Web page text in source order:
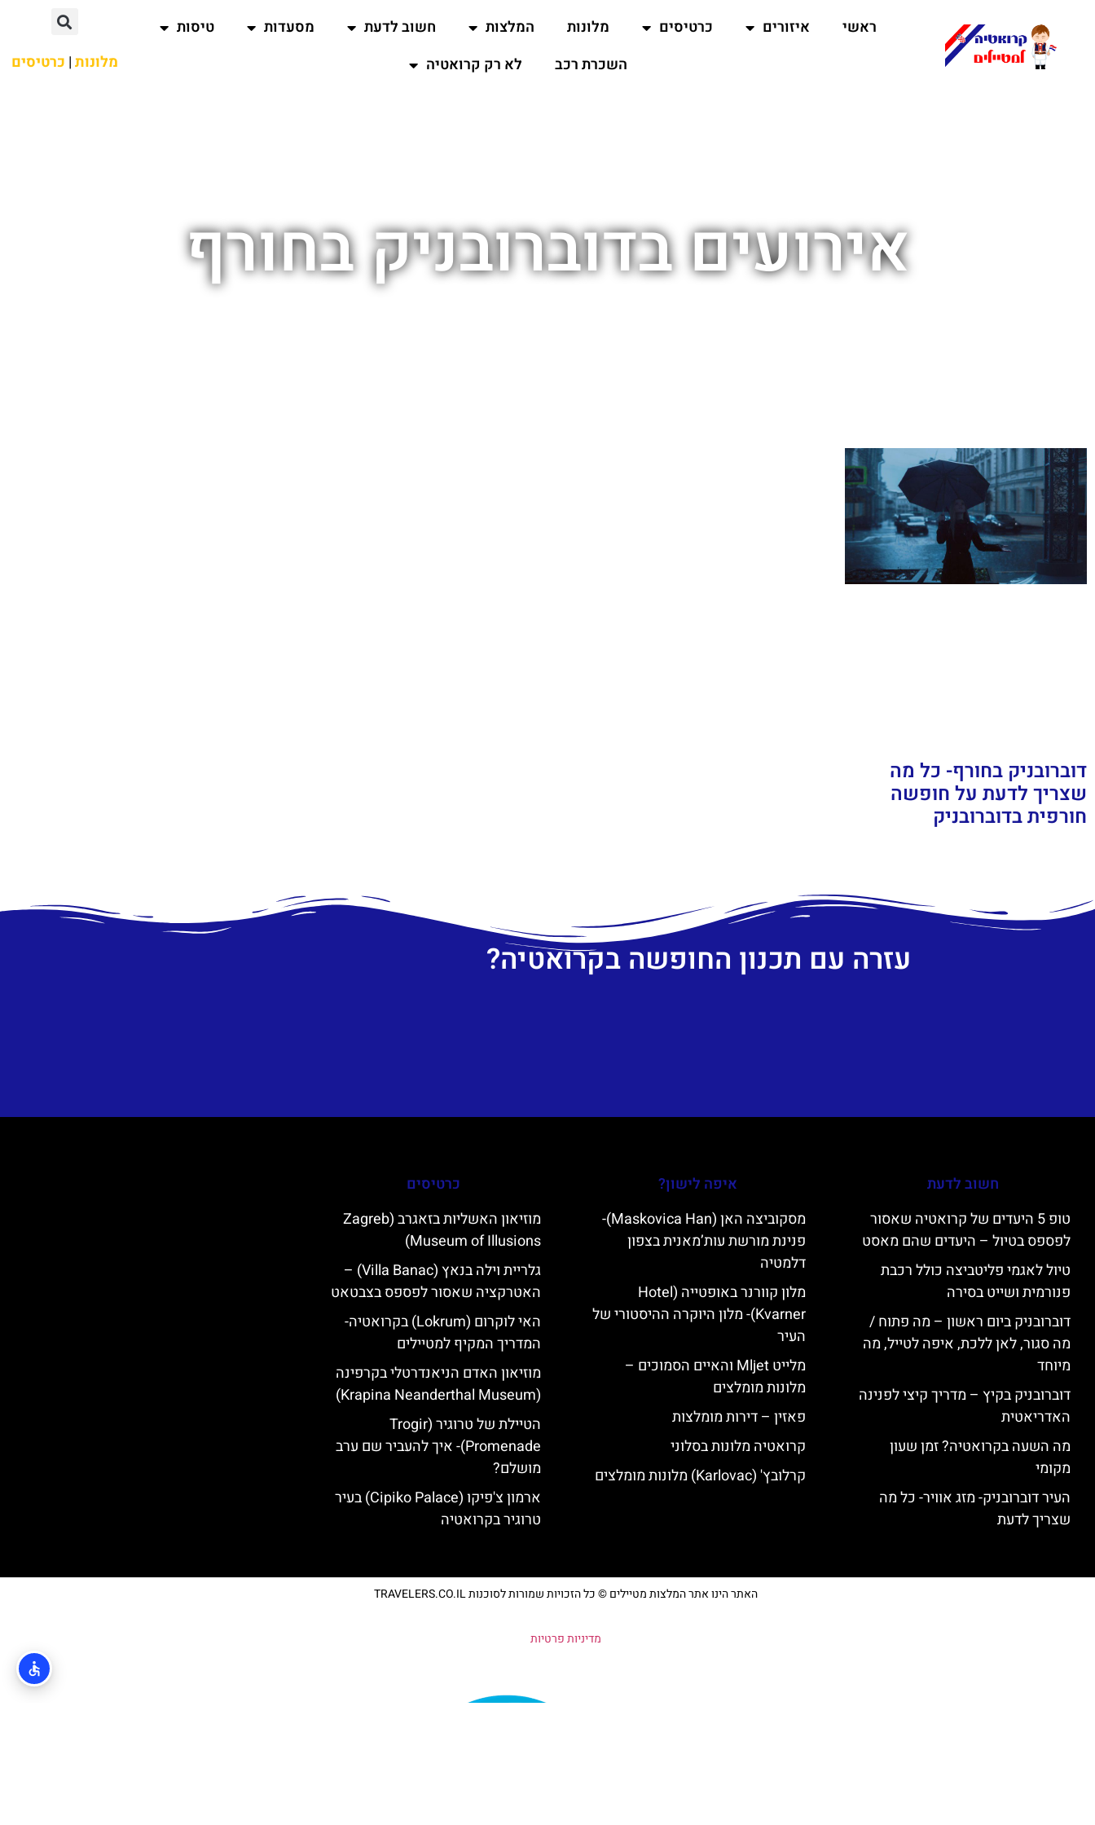
ראשי איזורים כרטיסים מלונות המלצות חשוב לדעת מסעדות
טיסות
השכרת רכב
לא רק קרואטיה מלונות| כרטיסים
אירועים בדוברובניק בחורף
דוברובניק בחורף- כל מה
שצריך לדעת על חופשה
חורפית בדוברובניק
עזרה עם תכנון החופשה בקרואטיה?
חשוב לדעת
טופ 5 היעדים של קרואטיה שאסור
לפספס בטיול – היעדים שהם מאסט
טיול לאגמי פליטביצה כולל רכבת
פנורמית ושייט בסירה
דוברובניק ביום ראשון – מה פתוח /
מה סגור, לאן ללכת, איפה לטייל, מה
מיוחד
דוברובניק בקיץ – מדריך קיצי לפנינה
האדריאטית
מה השעה בקרואטיה? זמן שעון
מקומי
העיר דוברובניק- מזג אוויר- כל מה
שצריך לדעת
איפה לישון?
מסקוביצה האן (Maskovica Han)-
פנינת מורשת עות’מאנית בצפון
דלמטיה
מלון קוורנר באופטייה (Hotel
Kvarner)- מלון היוקרה ההיסטורי של
העיר
מלייט Mljet והאיים הסמוכים –
מלונות מומלצים
פאזין – דירות מומלצות
קרואטיה מלונות בסלוני
קרלובץ' (Karlovac) מלונות מומלצים
כרטיסים
מוזיאון האשליות בזאגרב (Zagreb
Museum of Illusions)
גלריית וילה בנאץ (Villa Banac) –
האטרקציה שאסור לפספס בצבטאט
האי לוקרום (Lokrum) בקרואטיה-
המדריך המקיף למטיילים
מוזיאון האדם הניאנדרטלי בקרפינה
(Krapina Neanderthal Museum)
הטיילת של טרוגיר (Trogir
Promenade)- איך להעביר שם ערב
מושלם?
ארמון צ'פיקו (Cipiko Palace) בעיר
טרוגיר בקרואטיה
האתר הינו אתר המלצות מטיילים © כל הזכויות שמורות לסוכנות TRAVELERS.CO.IL
מדיניות פרטיות